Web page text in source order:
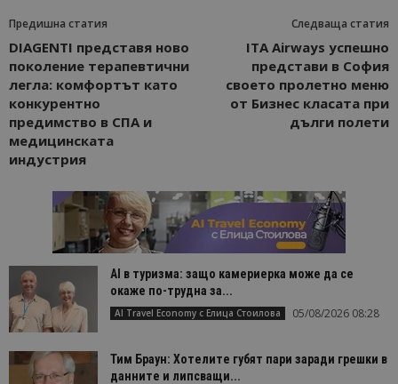
Предишна статия
DIAGENTI представя ново
поколение терапевтични
легла: комфортът като
конкурентно
предимство в СПА и
медицинската
индустрия
Следваща статия
ITA Airways успешно
представи в София
своето пролетно меню
от Бизнес класата при
дълги полети
AI в туризма: защо камериерка може да се
окаже по-трудна за...
AI Travel Economy с Елица Стоилова 05/08/2026 08:28
Тим Браун: Хотелите губят пари заради грешки в
данните и липсващи...